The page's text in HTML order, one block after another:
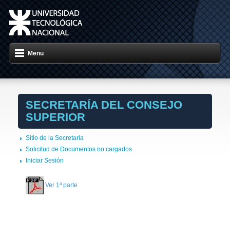
Menu
SECRETARÍA DEL CONSEJO
SUPERIOR
Sitio de la Secretaría
Solicitud de Documentos no cargados
Iniciar Sesión
Ver 1ª parte